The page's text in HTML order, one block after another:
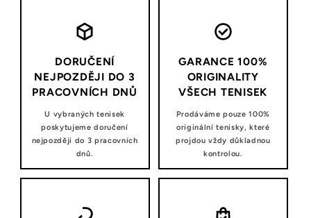
DORUČENÍ
NEJPOZDĚJI DO 3
PRACOVNÍCH DNŮ
U vybraných tenisek
poskytujeme doručení
nejpozději do 3 pracovních
dnů.
GARANCE 100%
ORIGINALITY
VŠECH TENISEK
Prodáváme pouze 100%
originální tenisky, které
projdou vždy důkladnou
kontrolou.